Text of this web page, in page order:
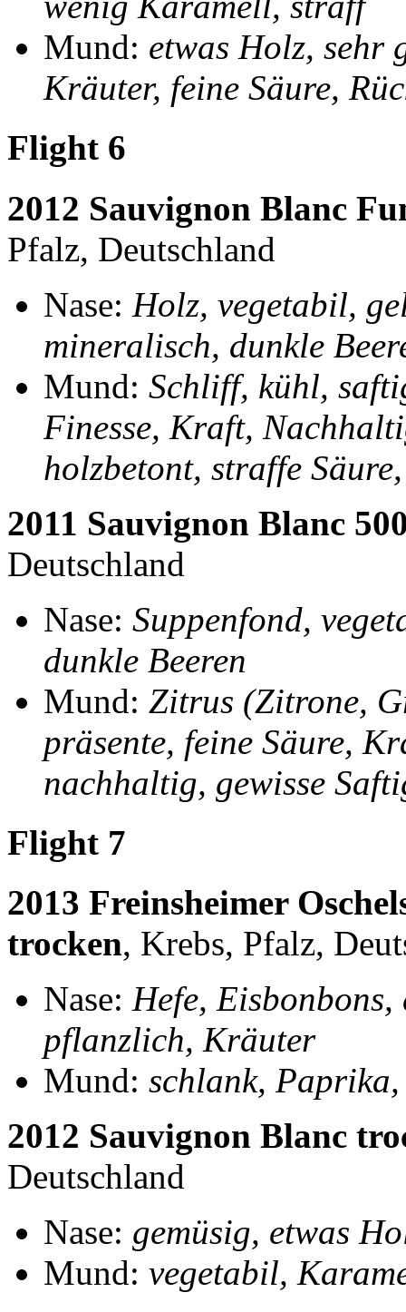
Mund: etwas Holz,
Kräuter, feine Säure,
Flight 6
2012 Sauvignon Blanc
Pfalz, Deutschland
Nase: Holz, vegetabil,
mineralisch, dunkle
Mund: Schliff, kühl,
Finesse, Kraft,
holzbetont, straffe
2011 Sauvignon Blanc
Deutschland
Nase: Suppenfond,
dunkle Beeren
Mund: Zitrus (Zitrone,
präsente, feine Säure,
nachhaltig, gewisse
Flight 7
2013 Freinsheimer
trocken, Krebs, Pfalz,
Nase: Hefe,
pflanzlich, Kräuter
Mund: schlank,
2012 Sauvignon Blanc
Deutschland
Nase: gemüsig, etwas
Mund: vegetabil,